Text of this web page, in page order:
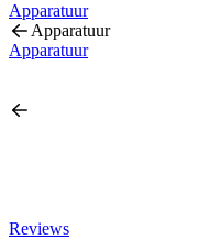
Apparatuur
Apparatuur
Apparatuur
Reviews